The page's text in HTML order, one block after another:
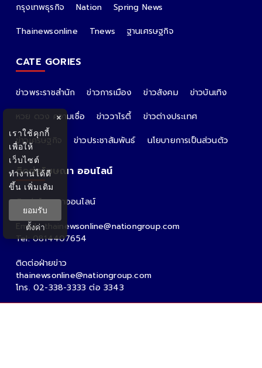
กรุงเทพธุรกิจ
Nation
Spring News
Thainewsonline
Tnews ฐานเศรษฐกิจ
CATE GORIES
ข่าวพระราชสำนัก ข่าวการเมือง ข่าวสังคม
ข่าวบันเทิง
หวย ดวง ความเชื่อ
ข่าววาไรตี้
ข่าวต่างประเทศ
ข่าวเศรษฐกิจ
ข่าวประชาสัมพันธ์ นโยบายการเป็นส่วนตัว
ติดต่อโฆษณา ออนไลน์
ติดต่อโฆษณาออนไลน์
คุณอ้อ
Email : thainewsonline@nationgroup.com
Tel: 0814407654
ติดต่อฝ่ายข่าว
thainewsonline@nationgroup.com
โทร. 02-338-3333 ต่อ 3343
×
เราใช้คุกกี้
เพื่อให้
เว็บไซต์
ทำงานได้ดี
ขึ้น เพิ่มเติม
ยอมรับ
ตั้งค่า